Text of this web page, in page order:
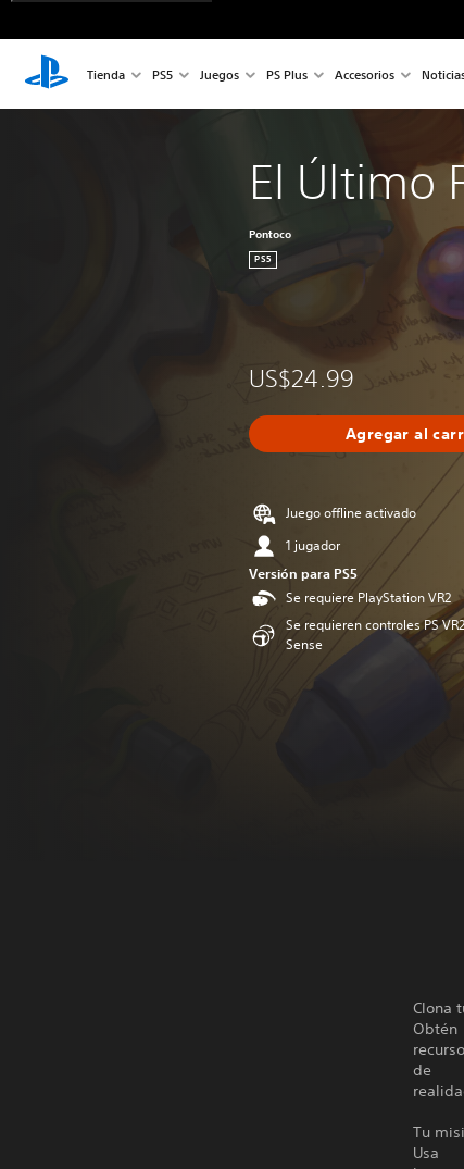
Tienda PS5 Juegos PS Plus Accesorios
El Último
Pontoco
PS5
US$24.99
Agregar al
Juego offline activado
1 jugador
Versión para PS5
Se requiere PlayStation VR2
Se requieren controles PS VR2
Sense
Clona
Obtén
de
Tu
Usa